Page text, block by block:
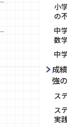
小
の
中
数
中
成
強
ス
ス
実